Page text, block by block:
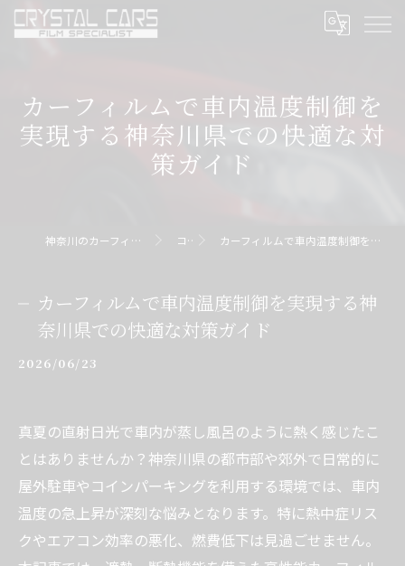
カーフィルムで車内温度制御を
実現する神奈川県での快適な対
策ガイド
神奈川のカーフィルムならクリスタルカーズ コラム カーフィルムで車内温度制御を実現する神奈川県での快適な対策ガイド
カーフィルムで車内温度制御を実現する神
奈川県での快適な対策ガイド
2026/06/23
真夏の直射日光で車内が蒸し風呂のように熱く感じたこ
とはありませんか？神奈川県の都市部や郊外で日常的に
屋外駐車やコインパーキングを利用する環境では、車内
温度の急上昇が深刻な悩みとなります。特に熱中症リス
クやエアコン効率の悪化、燃費低下は見過ごせません。